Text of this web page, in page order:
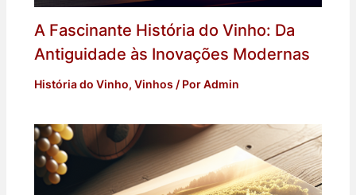
A Fascinante História do Vinho: Da
Antiguidade às Inovações Modernas
História do Vinho, Vinhos / PorAdmin